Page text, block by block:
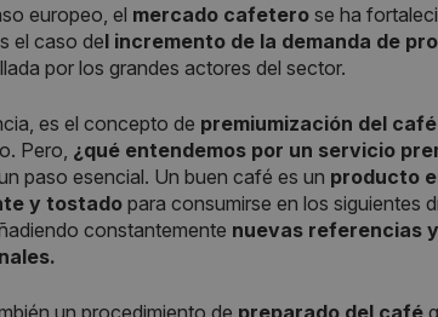
europeo, el mercado cafetero se ha
el caso del incremento de la demanda de
por los grandes actores del sector.
es el concepto de premiumización del café
Pero, ¿qué entendemos por un servicio
un paso esencial. Un buen café es un producto
y tostado para consumirse en los siguientes
constantemente nuevas referencias
un procedimiento de preparado del café